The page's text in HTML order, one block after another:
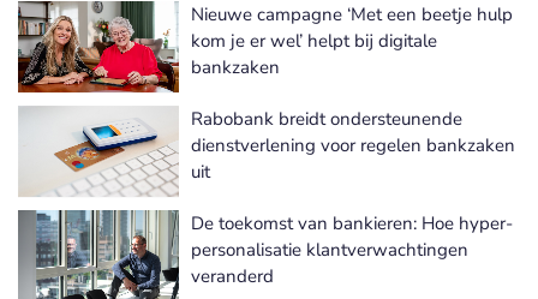
Meer Klant centraal nieuws
Nieuwe campagne ‘Met een beetje hulp
kom je er wel’ helpt bij digitale
bankzaken
Rabobank breidt ondersteunende
dienstverlening voor regelen bankzaken
uit
De toekomst van bankieren: Hoe hyper-
personalisatie klantverwachtingen
veranderd